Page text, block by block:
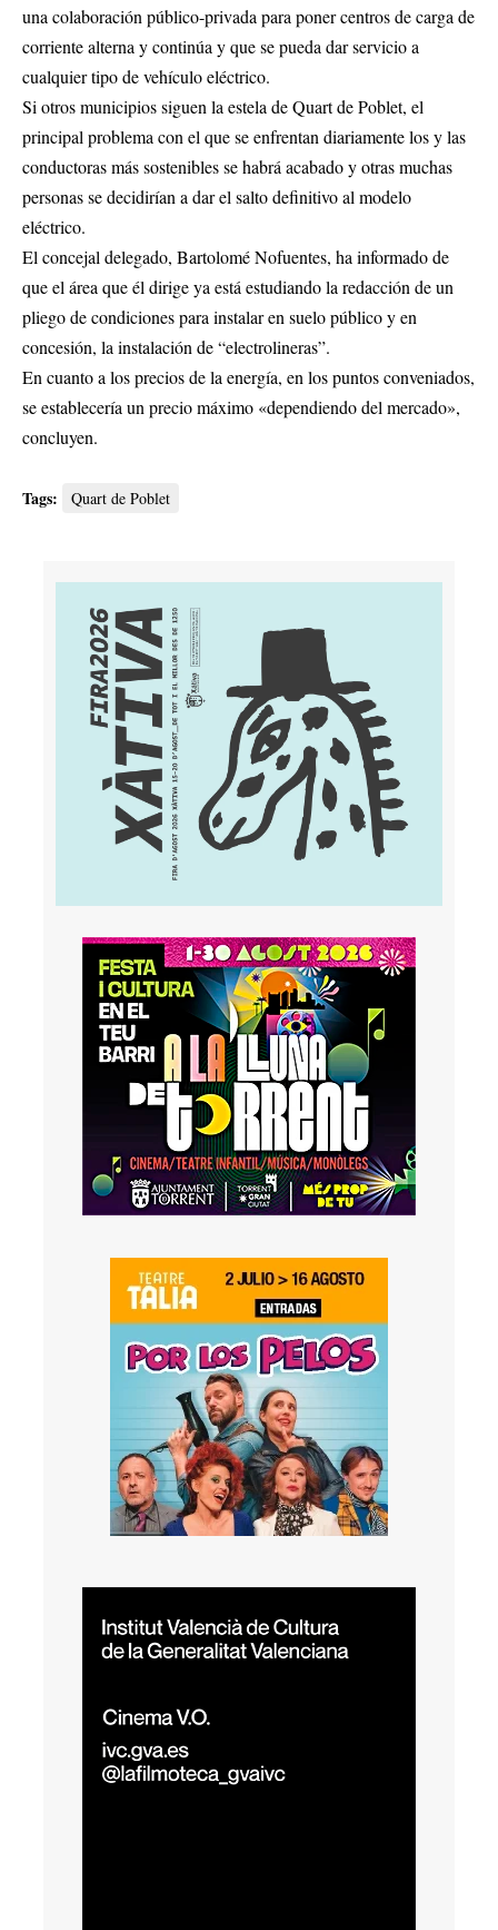
una colaboración público-privada para poner centros de carga de
corriente alterna y continúa y que se pueda dar servicio a
cualquier tipo de vehículo eléctrico.
Si otros municipios siguen la estela de Quart de Poblet, el
principal problema con el que se enfrentan diariamente los y las
conductoras más sostenibles se habrá acabado y otras muchas
personas se decidirían a dar el salto definitivo al modelo
eléctrico.
El concejal delegado, Bartolomé Nofuentes, ha informado de
que el área que él dirige ya está estudiando la redacción de un
pliego de condiciones para instalar en suelo público y en
concesión, la instalación de “electrolineras”.
En cuanto a los precios de la energía, en los puntos conveniados,
se establecería un precio máximo «dependiendo del mercado»,
concluyen.
Tags: Quart de Poblet